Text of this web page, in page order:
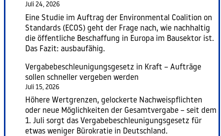
Juli 24, 2026
Eine Studie im Auftrag der Environmental Coalition on
Standards (ECOS) geht der Frage nach, wie nachhaltig
die öffentliche Beschaffung in Europa im Bausektor ist.
Das Fazit: ausbaufähig.
Vergabebeschleunigungsgesetz in Kraft – Aufträge
sollen schneller vergeben werden
Juli 15, 2026
Höhere Wertgrenzen, gelockerte Nachweispflichten
oder neue Möglichkeiten der Gesamtvergabe – seit dem
1. Juli sorgt das Vergabebeschleunigungsgesetz für
etwas weniger Bürokratie in Deutschland.